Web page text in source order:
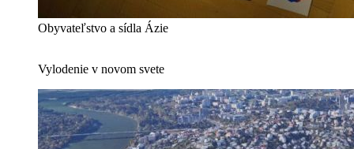
Obyvateľstvo a sídla Ázie
Vylodenie v novom svete